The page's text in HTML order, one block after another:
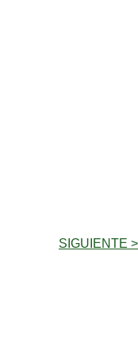
SIGUIENTE >